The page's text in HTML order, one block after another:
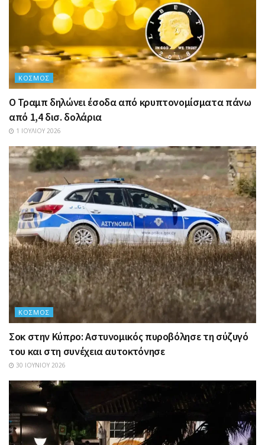
ΚΌΣΜΟΣ
Ο Τραμπ δηλώνει έσοδα από κρυπτονομίσματα πάνω
από 1,4 δισ. δολάρια
1 ΙΟΥΛΊΟΥ 2026
ΚΌΣΜΟΣ
Σοκ στην Κύπρο: Αστυνομικός πυροβόλησε τη σύζυγό
του και στη συνέχεια αυτοκτόνησε
30 ΙΟΥΝΊΟΥ 2026